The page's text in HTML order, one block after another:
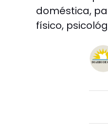
doméstica,
físico,